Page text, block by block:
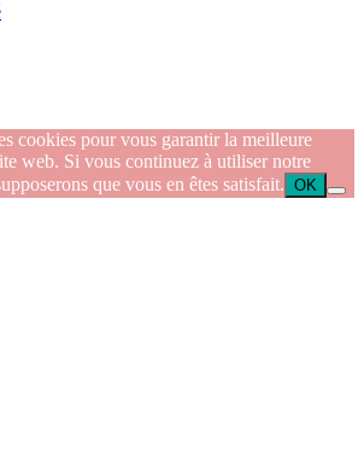
cookies pour vous garantir la meilleure
web. Si vous continuez à utiliser notre
que vous en êtes satisfait. OK